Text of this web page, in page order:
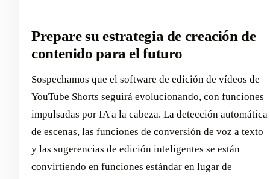
Prepare su estrategia de creación de
contenido para el futuro
Sospechamos que el software de edición de vídeos de
YouTube Shorts seguirá evolucionando, con funciones
impulsadas por IA a la cabeza. La detección automática
de escenas, las funciones de conversión de voz a texto
y las sugerencias de edición inteligentes se están
convirtiendo en funciones estándar en lugar de